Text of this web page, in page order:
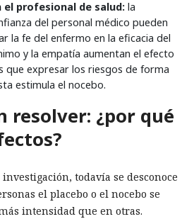
profesional de salud: la
del personal médico pueden
la fe del enfermo en la eficacia del
y la empatía aumentan el efecto
que expresar los riesgos de forma
estimula el nocebo.
resolver: ¿por qué
todavía se desconoce
el placebo o el nocebo se
intensidad que en otras.